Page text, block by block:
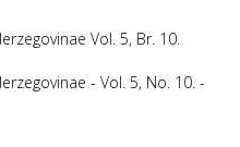
Vol. 5, Br. 10.
- Vol. 5, No. 10. -